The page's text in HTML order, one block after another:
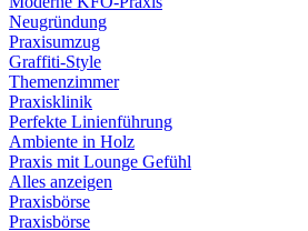
Neugründung
Praxisumzug
Graffiti-Style
Themenzimmer
Praxisklinik
Perfekte Linienführung
Ambiente in Holz
Praxis mit Lounge Gefühl
Alles anzeigen
Praxisbörse
Praxisbörse